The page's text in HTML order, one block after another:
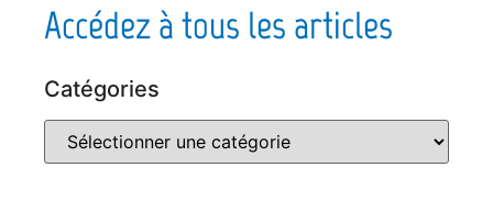
Accédez à tous les articles
Catégories